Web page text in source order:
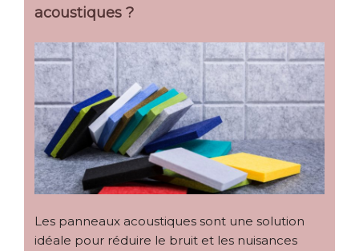
acoustiques ?
Les panneaux acoustiques sont une solution
idéale pour réduire le bruit et les nuisances